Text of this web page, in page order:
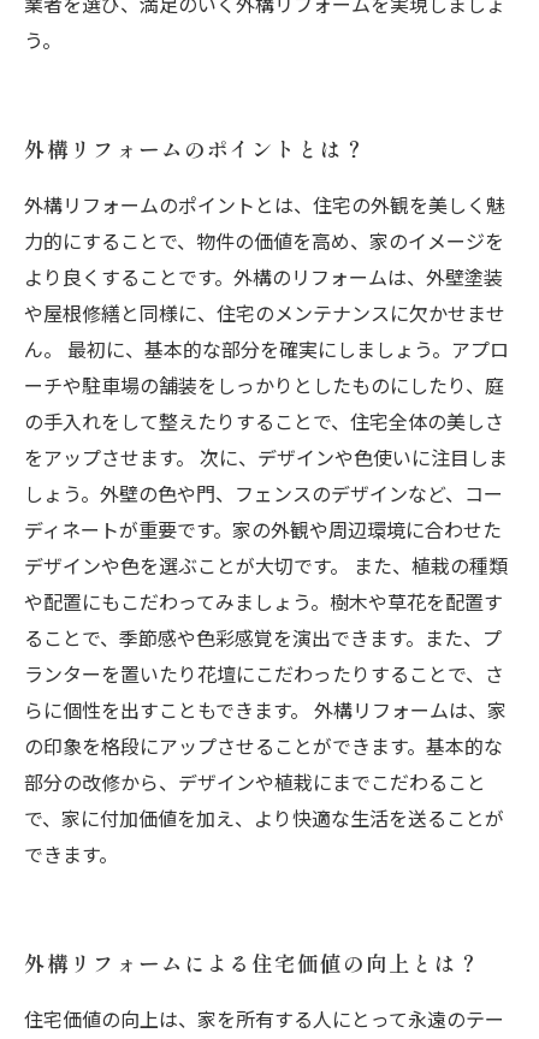
う。
外構リフォームのポイントとは？
外構リフォームのポイントとは、住宅の外観を美しく魅
力的にすることで、物件の価値を高め、家のイメージを
より良くすることです。外構のリフォームは、外壁塗装
や屋根修繕と同様に、住宅のメンテナンスに欠かせませ
ん。 最初に、基本的な部分を確実にしましょう。アプロ
ーチや駐車場の舗装をしっかりとしたものにしたり、庭
の手入れをして整えたりすることで、住宅全体の美しさ
をアップさせます。 次に、デザインや色使いに注目しま
しょう。外壁の色や門、フェンスのデザインなど、コー
ディネートが重要です。家の外観や周辺環境に合わせた
デザインや色を選ぶことが大切です。 また、植栽の種類
や配置にもこだわってみましょう。樹木や草花を配置す
ることで、季節感や色彩感覚を演出できます。また、プ
ランターを置いたり花壇にこだわったりすることで、さ
らに個性を出すこともできます。 外構リフォームは、家
の印象を格段にアップさせることができます。基本的な
部分の改修から、デザインや植栽にまでこだわること
で、家に付加価値を加え、より快適な生活を送ることが
できます。
外構リフォームによる住宅価値の向上とは？
住宅価値の向上は、家を所有する人にとって永遠のテー